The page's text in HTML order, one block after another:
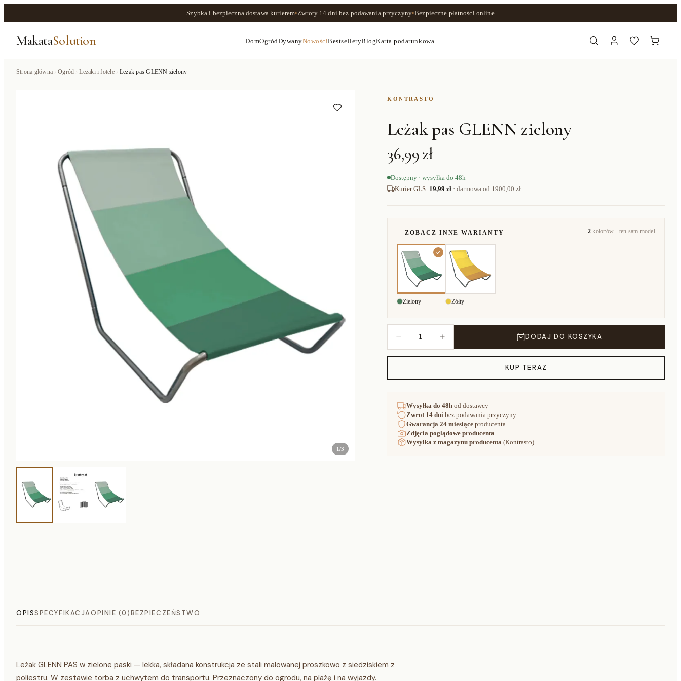
Szybka i bezpieczna dostawa kurierem•Zwroty 14 dnibez podawania przyczyny•Bezpieczne płatności online
MakataSolution DomOgródDywanyNowościBestselleryBlogKarta podarunkowa
Strona główna Ogród Leżaki i fotele Leżak pas GLENN zielony
1/3
KONTRASTO
Leżak pas GLENN zielony
36,99 zł
Dostępny · wysyłka do 48h
Kurier GLS: 19,99 zł · darmowa od 1900,00 zł
ZOBACZ INNE WARIANTY 2 kolorów · ten sam model
Zielony Żółty
1 DODAJ DO KOSZYKA
KUP TERAZ
Wysyłkado 48h od dostawcy
Zwrot 14 dni bez podawania przyczyny
Gwarancja24 miesiące producenta
Zdjęcia poglądowe producenta
Wysyłka z magazynu producenta (Kontrasto)
OPISSPECYFIKACJAOPINIE (0)BEZPIECZEŃSTWO
Leżak GLENN PAS w zielone paski — lekka, składana konstrukcja ze stali malowanej proszkowo z siedziskiem z
poliestru. W zestawie torba z uchwytem do transportu. Przeznaczony do ogrodu, na plażę i na wyjazdy.